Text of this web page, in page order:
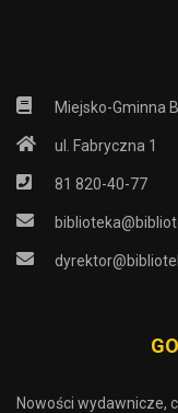
Miejsko-Gminna
ul. Fabryczna 1
81 820-40-77
Nowości wydawnicze,